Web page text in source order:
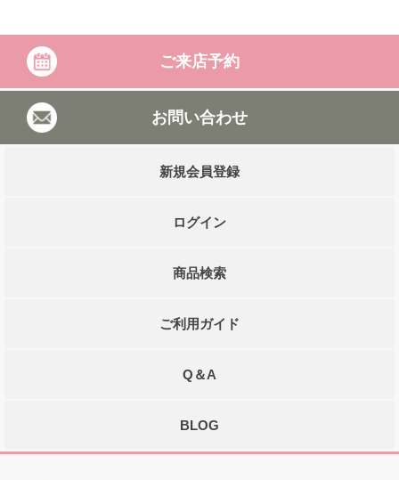
ご来店予約
お問い合わせ
新規会員登録
ログイン
商品検索
ご利用ガイド
Q＆A
BLOG